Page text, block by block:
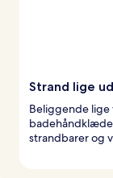
Strand lige
Beliggende lige
strandbarer og